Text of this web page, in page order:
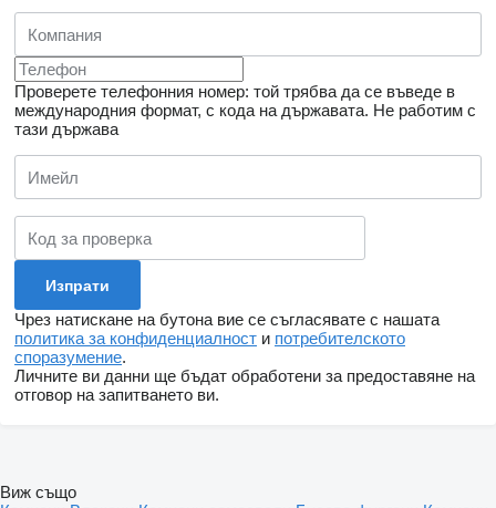
Проверете телефонния номер: той трябва да се въведе в
международния формат, с кода на държавата. Не работим с
тази държава
Чрез натискане на бутона вие се съгласявате с нашата
политика за конфиденциалност и потребителското
споразумение.
Личните ви данни ще бъдат обработени за предоставяне на
отговор на запитването ви.
Виж също